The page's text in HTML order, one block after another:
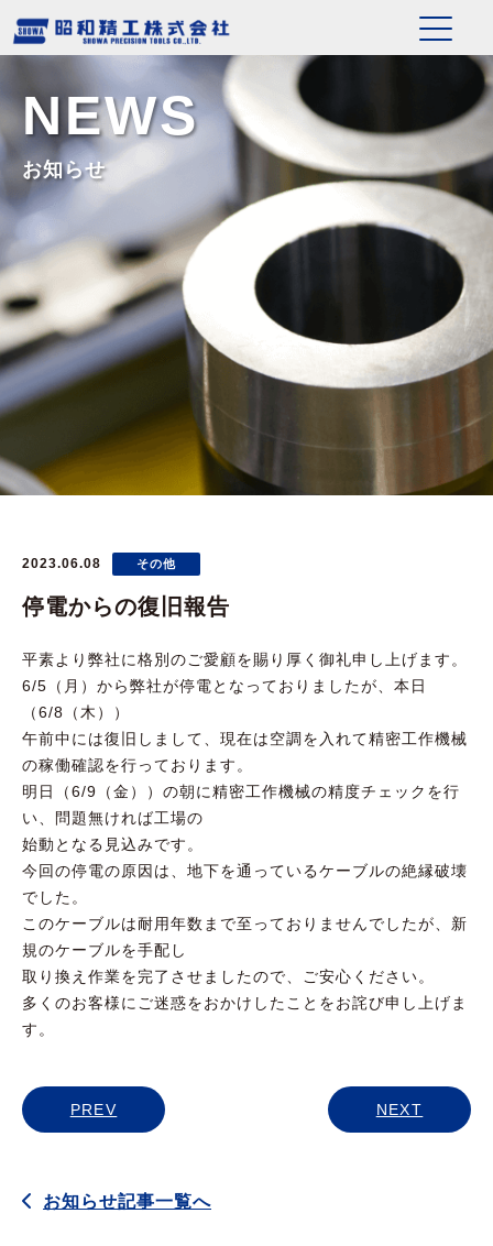
NEWS
お知らせ
2023.06.08 その他
停電からの復旧報告
平素より弊社に格別のご愛顧を賜り厚く御礼申し上げます。
6/5（月）から弊社が停電となっておりましたが、本日
（6/8（木））
午前中には復旧しまして、現在は空調を入れて精密工作機械
の稼働確認を行っております。
明日（6/9（金））の朝に精密工作機械の精度チェックを行
い、問題無ければ工場の
始動となる見込みです。
今回の停電の原因は、地下を通っているケーブルの絶縁破壊
でした。
このケーブルは耐用年数まで至っておりませんでしたが、新
規のケーブルを手配し
取り換え作業を完了させましたので、ご安心ください。
多くのお客様にご迷惑をおかけしたことをお詫び申し上げま
す。
PREV NEXT
お知らせ記事一覧へ